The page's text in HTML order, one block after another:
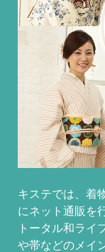
キステでは、着
にネット通販を
トータル和ライ
や帯などのメイ